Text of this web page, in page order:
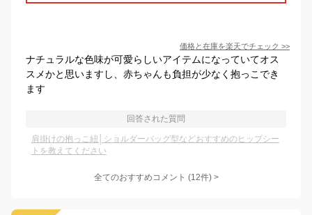
価格と在庫を楽天でチェック >>
ナチュラルな色味が可愛らしいアイテムになっていてオス
スメかと思いますし、赤ちゃんも負担が少なく抱っこでき
ます
回答された質問
肩掛けの抱っこ紐│ショルダーバッグ型などおすすめのヒップシー
トを教えてください
全てのおすすめコメント (12件) >